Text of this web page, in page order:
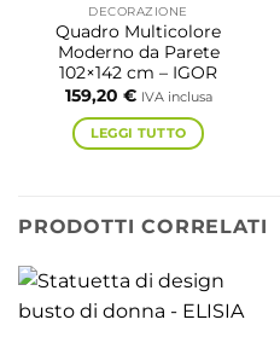
DECORAZIONE
Quadro Multicolore
Moderno da Parete
102×142 cm – IGOR
159,20 € IVA inclusa
LEGGI TUTTO
PRODOTTI CORRELATI